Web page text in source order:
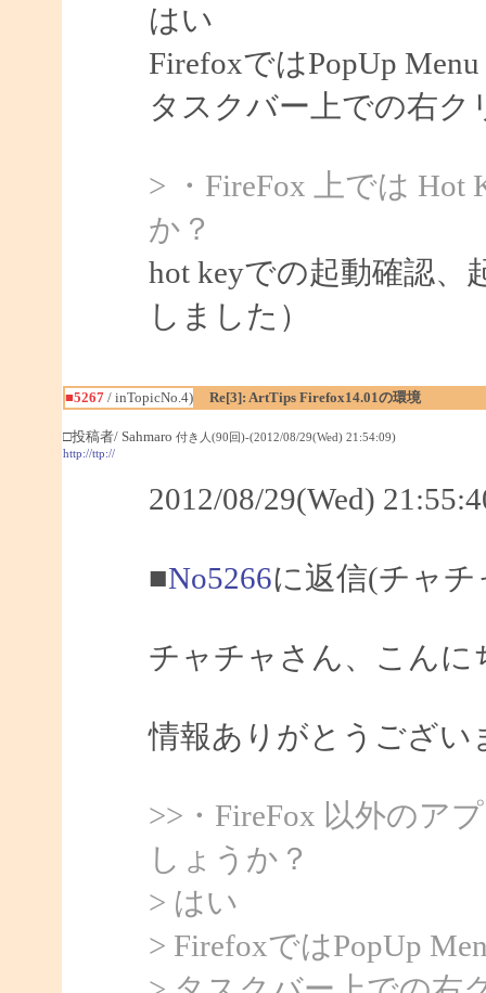
はい
FirefoxではPopUp
タスクバー上での右ク
> ・FireFox 上では
か？
hot keyでの起動確認
しました）
■5267/ inTopicNo.4) Re[3]: ArtTips Firefox14.01の環境
□投稿者/ Sahmaro 付き人(90回)-(2012/08/29(Wed) 21:54:09)
http://ttp://
2012/08/29(Wed)
■No5266に返信(チャ
チャチャさん、こんに
情報ありがとうござい
>>・FireFox 以外のア
しょうか？
> はい
> FirefoxではPopUp